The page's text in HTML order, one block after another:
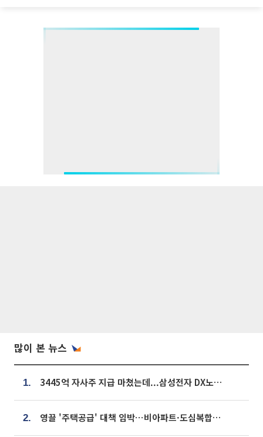
많이 본 뉴스
1. 3445억 자사주 지급 마쳤는데...삼성전자 DX노조, 뒤늦은 '떼쓰기 집회'
2. 영끌 '주택공급' 대책 임박⋯비아파트·도심복합까지 총동원